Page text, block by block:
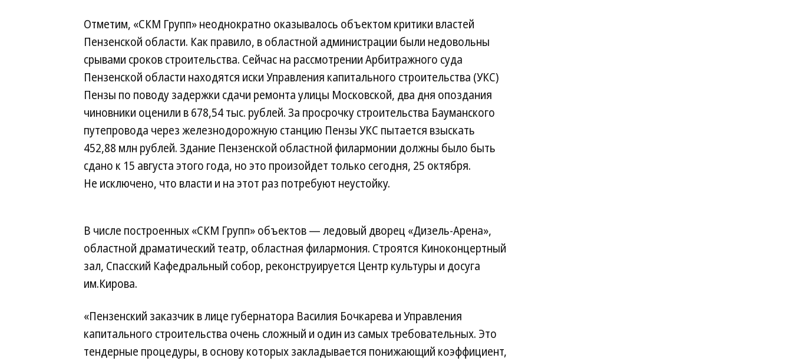
Отметим, «СКМ Групп» неоднократно оказывалось объектом критики властей
Пензенской области. Как правило, в областной администрации были недовольны
срывами сроков строительства. Сейчас на рассмотрении Арбитражного суда
Пензенской области находятся иски Управления капитального строительства (УКС)
Пензы по поводу задержки сдачи ремонта улицы Московской, два дня опоздания
чиновники оценили в 678,54 тыс. рублей. За просрочку строительства Бауманского
путепровода через железнодорожную станцию Пензы УКС пытается взыскать
452,88 млн рублей. Здание Пензенской областной филармонии должны было быть
сдано к 15 августа этого года, но это произойдет только сегодня, 25 октября.
Не исключено, что власти и на этот раз потребуют неустойку.
В числе построенных «СКМ Групп» объектов — ледовый дворец «Дизель-Арена»,
областной драматический театр, областная филармония. Строятся Киноконцертный
зал, Спасский Кафедральный собор, реконструируется Центр культуры и досуга
им.Кирова.
«Пензенский заказчик в лице губернатора Василия Бочкарева и Управления
капитального строительства очень сложный и один из самых требовательных. Это
тендерные процедуры, в основу которых закладывается понижающий коэффициент,